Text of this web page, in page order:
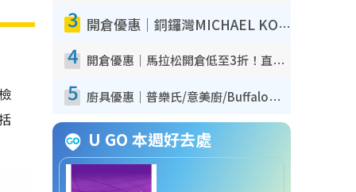
3 開倉優惠｜銅鑼灣MICHAEL KORS開倉低至17折！直擊$500起買手袋/銀包/鞋款 必買經典Jet Set系列
4 開倉優惠｜馬拉松開倉低至3折！直擊$99起買adidas／New Balance／Puma鞋款 STANLEY保溫杯劈價至$119起
5 廚具優惠｜普樂氏/意美廚/Buffalo廚具低至3折！$89起買煎鍋／炒鑊／個人鍋 同場小家電激減至$99起
U GO 本週好去處